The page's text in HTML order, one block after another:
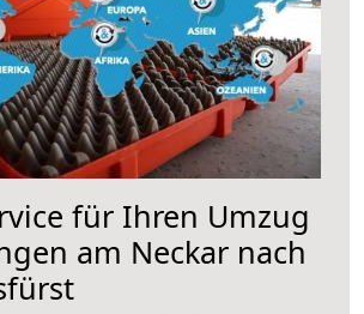
für Ihren Umzug
am Neckar nach